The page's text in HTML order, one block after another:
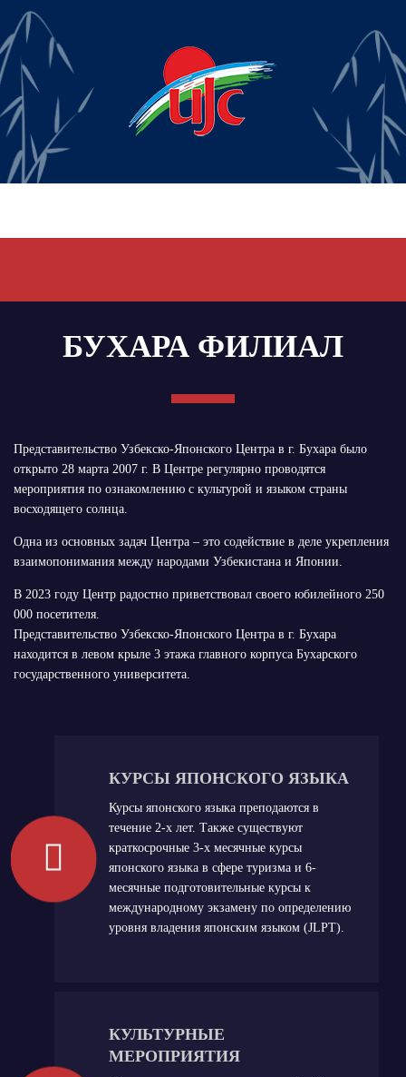
БУХАРА ФИЛИАЛ
Представительство Узбекско-Японского Центра в г. Бухара было
открыто 28 марта 2007 г. В Центре регулярно проводятся
мероприятия по ознакомлению с культурой и языком страны
восходящего солнца.
Одна из основных задач Центра – это содействие в деле укрепления
взаимопонимания между народами Узбекистана и Японии.
В 2023 году Центр радостно приветствовал своего юбилейного 250
000 посетителя.
Представительство Узбекско-Японского Центра в г. Бухара
находится в левом крыле 3 этажа главного корпуса Бухарского
государственного университета.
КУРСЫ ЯПОНСКОГО ЯЗЫКА
Курсы японского языка преподаются в
течение 2-х лет. Также существуют
краткосрочные 3-х месячные курсы
японского языка в сфере туризма и 6-
месячные подготовительные курсы к
международному экзамену по определению
уровня владения японским языком (JLPT).
КУЛЬТУРНЫЕ
МЕРОПРИЯТИЯ